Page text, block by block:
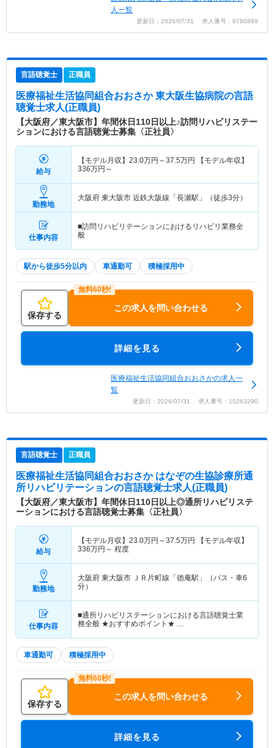
人一覧
更新日：2026/07/31 求人番号：9780899
言語聴覚士 正職員
医療福祉生活協同組合おおさか 東大阪生協病院の言語
聴覚士求人(正職員)
【大阪府／東大阪市】年間休日110日以上♪訪問リハビリステー
ションにおける言語聴覚士募集〈正社員〉
給与
【モデル月収】 23.0万円～37.5万円
【モデル年収】
336万円～
勤務地
大阪府 東大阪市 近鉄大阪線「長瀬駅」（徒歩3分）
仕事内容
■訪問リハビリテーションにおけるリハビリ業務全
般
駅から徒歩5分以内 車通勤可 積極採用中
保存する
この求人を問い合わせる
詳細を見る
医療福祉生活協同組合おおさかの求人一
覧
更新日：2026/07/31 求人番号：10263290
言語聴覚士 正職員
医療福祉生活協同組合おおさか はなぞの生協診療所通
所リハビリテーションの言語聴覚士求人(正職員)
【大阪府／東大阪市】年間休日110日以上◎通所リハビリステ
ーションにおける言語聴覚士募集〈正社員〉
給与
【モデル月収】 23.0万円～37.5万円
【モデル年収】
336万円～ 程度
勤務地
大阪府 東大阪市 ＪＲ片町線「徳庵駅」（バス・車6
分）
仕事内容
■通所リハビリステーションにおける言語聴覚士業
務全般 ★おすすめポイント★ …
車通勤可 積極採用中
保存する
この求人を問い合わせる
詳細を見る